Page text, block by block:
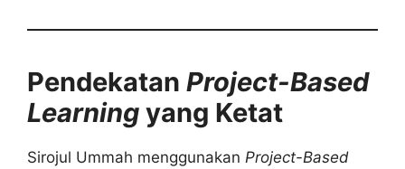
Pendekatan Project-Based
Learning yang Ketat
Sirojul Ummah menggunakan Project-Based